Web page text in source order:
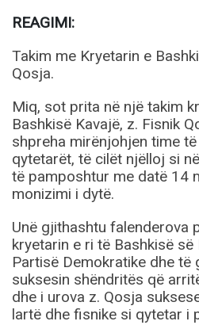
REAGIMI:
Takim me Kryetarin e
Qosja.
Miq, sot prita në një takim
Bashkisë Kavajë, z. Fisnik
shpreha mirënjohjen time
qytetarët, të cilët njëlloj si
të pamposhtur me datë 14
monizimi i dytë.
Unë gjithashtu falenderova
kryetarin e ri të Bashkisë së
Partisë Demokratike dhe të
suksesin shëndritës që
dhe i urova z. Qosja
lartë dhe fisnike si qytetar i